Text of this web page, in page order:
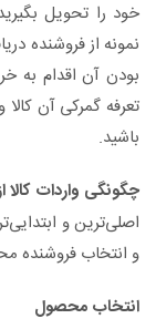
خود را تحویل
نمونه از فروشنده
بودن آن اقدام به
تعرفه گمرکی آن کالا
باشید.
چگونگی واردات کالا
اصلی‌ترین و
و انتخاب فروشنده
انتخاب محصول